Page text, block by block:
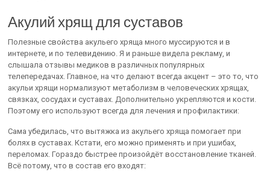
Акулий хрящ для суставов
Полезные свойства акульего хряща много муссируются и в
интернете, и по телевидению. Я и раньше видела рекламу, и
слышала отзывы медиков в различных популярных
телепередачах. Главное, на что делают всегда акцент – это то, что
акульи хрящи нормализуют метаболизм в человеческих хрящах,
связках, сосудах и суставах. Дополнительно укрепляются и кости.
Поэтому его используют всегда для лечения и профилактики:
Сама убедилась, что вытяжка из акульего хряща помогает при
болях в суставах. Кстати, его можно применять и при ушибах,
переломах. Гораздо быстрее произойдёт восстановление тканей.
Всё потому, что в состав его входят: